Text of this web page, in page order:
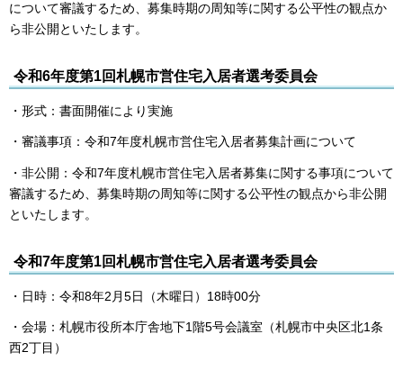
について審議するため、募集時期の周知等に関する公平性の観点か
ら非公開といたします。
令和6年度第1回札幌市営住宅入居者選考委員会
・形式：書面開催により実施
・審議事項：令和7年度札幌市営住宅入居者募集計画について
・非公開：令和7年度札幌市営住宅入居者募集に関する事項について
審議するため、募集時期の周知等に関する公平性の観点から非公開
といたします。
令和7年度第1回札幌市営住宅入居者選考委員会
・日時：令和8年2月5日（木曜日）18時00分
・会場：札幌市役所本庁舎地下1階5号会議室（札幌市中央区北1条
西2丁目）